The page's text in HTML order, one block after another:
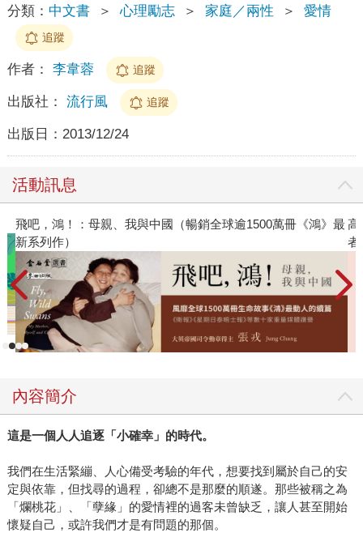
分類： 中文書 ＞ 心理勵志 ＞ 家庭／兩性 ＞ 愛情
追蹤
作者： 李韋蓉 追蹤
出版社： 流行風 追蹤
出版日： 2013/12/24
活動訊息
鴻》最 高功能倖存者：如果不「有用」，我還值得被愛嗎？（限
者親簽版）
內容簡介
這是一個人人追逐「小確幸」的時代。
我們在生活緊繃、人心備受考驗的年代，想要找到屬於自己的安
定與依靠，但找尋的過程，卻總不是那麼的順遂。那些被稱之為
「爛桃花」、「孽緣」的愛情裡的過客未曾缺乏，讓人甚至開始
懷疑自己，或許我們才是有問題的那個。